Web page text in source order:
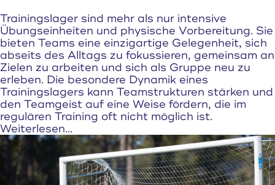
Trainingslager sind mehr als nur intensive
Übungseinheiten und physische Vorbereitung. Sie
bieten Teams eine einzigartige Gelegenheit, sich
abseits des Alltags zu fokussieren, gemeinsam an
Zielen zu arbeiten und sich als Gruppe neu zu
erleben. Die besondere Dynamik eines
Trainingslagers kann Teamstrukturen stärken und
den Teamgeist auf eine Weise fördern, die im
regulären Training oft nicht möglich ist.
Weiterlesen...